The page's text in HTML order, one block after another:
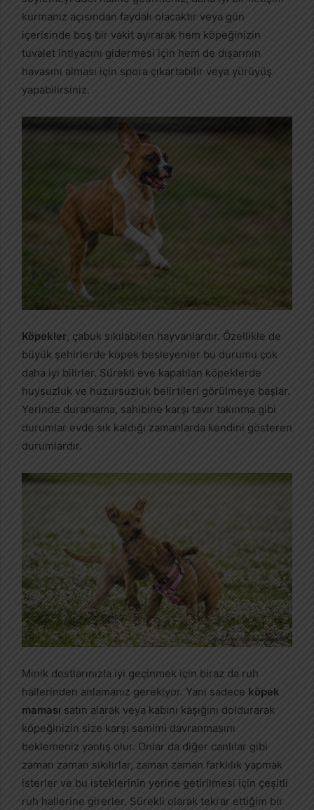
kurmanız açısından faydalı olacaktır veya gün
içerisinde boş bir vakit ayırarak hem köpeğinizin
tuvalet ihtiyacını gidermesi için hem de dışarının
havasını alması için spora çıkartabilir veya yürüyüş
yapabilirsiniz.
Köpekler , çabuk sıkılabilen hayvanlardır. Özellikle de
büyük şehirlerde köpek besleyenler bu durumu çok
daha iyi bilirler. Sürekli eve kapatılan köpeklerde
huysuzluk ve huzursuzluk belirtileri görülmeye başlar.
Yerinde duramama, sahibine karşı tavır takınma gibi
durumlar evde sık kaldığı zamanlarda kendini gösteren
durumlardır.
Minik dostlarınızla iyi geçinmek için biraz da ruh
hallerinden anlamanız gerekiyor. Yani sadece köpek
maması satın alarak veya kabını kaşığını doldurarak
köpeğinizin size karşı samimi davranmasını
beklemeniz yanlış olur. Onlar da diğer canlılar gibi
zaman zaman sıkılırlar, zaman zaman farklılık yapmak
isterler ve bu isteklerinin yerine getirilmesi için çeşitli
ruh hallerine girerler. Sürekli olarak tekrar ettiğim bir